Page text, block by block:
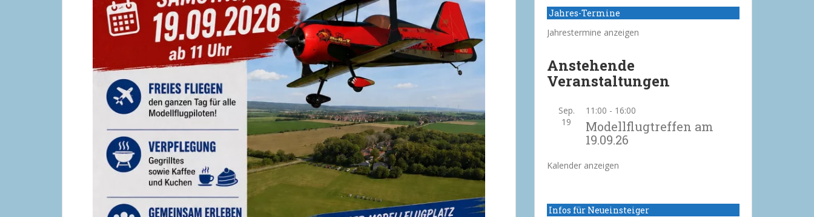
Jahres-Termine
Jahrestermine anzeigen
Anstehende
Veranstaltungen
Sep.
19
11:00 - 16:00
Modellflugtreffen am
19.09.26
Kalender anzeigen
Infos für Neueinsteiger